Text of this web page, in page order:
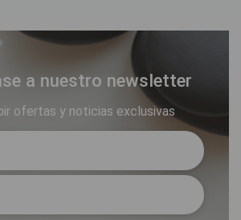
a nuestro newsletter
ofertas y noticias exclusivas